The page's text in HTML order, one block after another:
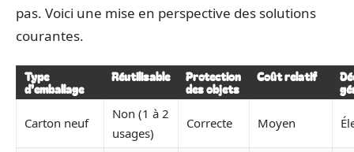
pas. Voici une mise en perspective des solutions
courantes.
Type
d’emballage
Réutilisable
Protection
des objets
Coût relatif
Carton neuf
Non (1 à 2
usages)
Correcte Moyen